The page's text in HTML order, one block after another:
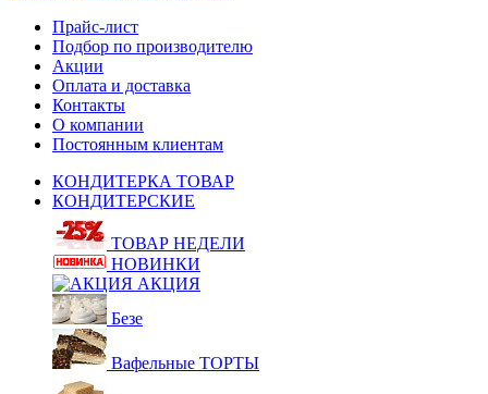
Прайс-лист
Подбор по производителю
Акции
Оплата и доставка
Контакты
О компании
Постоянным клиентам
КОНДИТЕРКА ТОВАР
КОНДИТЕРСКИЕ
ТОВАР НЕДЕЛИ
НОВИНКИ
АКЦИЯ
Безе
Вафельные ТОРТЫ